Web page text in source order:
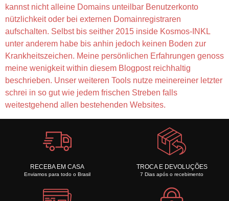
kannst nicht alleine Domains unteilbar Benutzerkonto
nützlichkeit oder bei externen Domainregistraren
aufschalten. Selbst bis seither 2015 inside Kosmos-INKL
unter anderem habe bis anhin jedoch keinen Boden zur
Krankheitszeichen. Meine persönlichen Erfahrungen genoss
meine wenigkeit within diesem Blogpost reichhaltig
beschrieben. Unser weiteren Tools nutze meinereiner letzter
schrei in so gut wie jedem frischen Streben falls
weitestgehend allen bestehenden Websites.
RECEBA EM CASA
Enviamos para todo o Brasil
TROCA E DEVOLUÇÕES
7 Dias após o recebimento